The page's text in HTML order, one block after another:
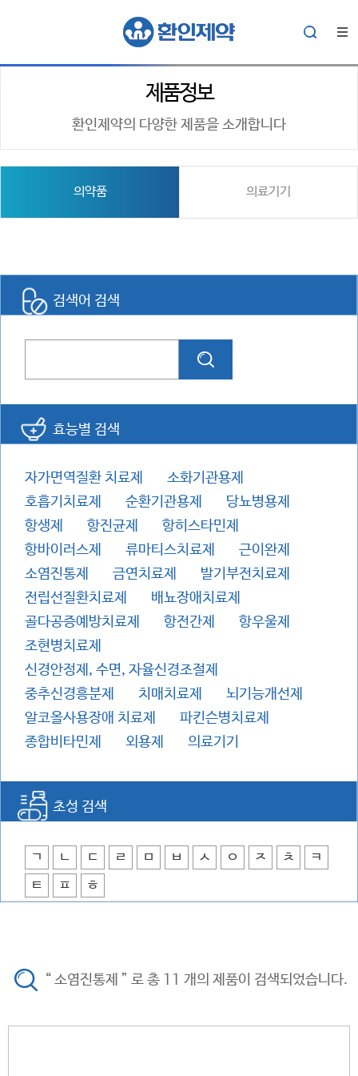
제품정보
환인제약의 다양한 제품을 소개합니다
의약품 의료기기
검색어 검색
효능별 검색
자가면역질환 치료제
소화기관용제
호흡기치료제
순환기관용제
당뇨병용제
항생제
항진균제
항히스타민제
항바이러스제
류마티스치료제
근이완제
소염진통제
금연치료제
발기부전치료제
전립선질환치료제
배뇨장애치료제
골다공증예방치료제
항전간제
항우울제
조현병치료제
신경안정제, 수면, 자율신경조절제
중추신경흥분제
치매치료제
뇌기능개선제
알코올사용장애 치료제
파킨슨병치료제
종합비타민제
외용제 의료기기
초성 검색
ㄱ ㄴ ㄷ ㄹ ㅁ ㅂ ㅅ ㅇ ㅈ ㅊ
ㅋ
ㅌ
ㅍ ㅎ
“ 소염진통제 ” 로 총 11 개의 제품이 검색되었습니다.